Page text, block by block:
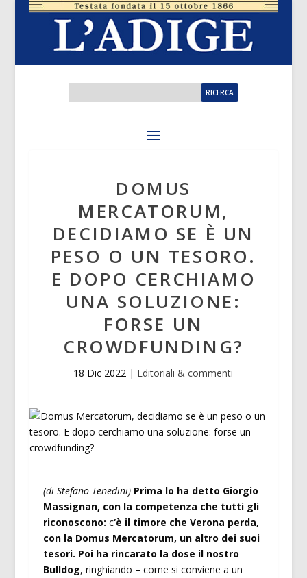
DOMUS
MERCATORUM,
DECIDIAMO SE È UN
PESO O UN TESORO.
E DOPO CERCHIAMO
UNA SOLUZIONE:
FORSE UN
CROWDFUNDING?
18 Dic 2022 | Editoriali & commenti
(di Stefano Tenedini) Prima lo ha detto Giorgio
Massignan, con la competenza che tutti gli
riconoscono: c‘è il timore che Verona perda,
con la Domus Mercatorum, un altro dei suoi
tesori. Poi ha rincarato la dose il nostro
Bulldog, ringhiando – come si conviene a un